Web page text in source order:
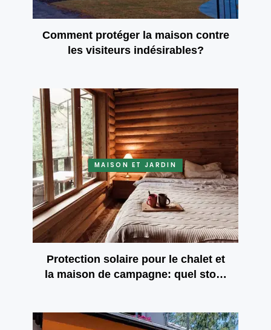
Comment protéger la maison contre
les visiteurs indésirables?
MAISON ET JARDIN
Protection solaire pour le chalet et
la maison de campagne: quel store